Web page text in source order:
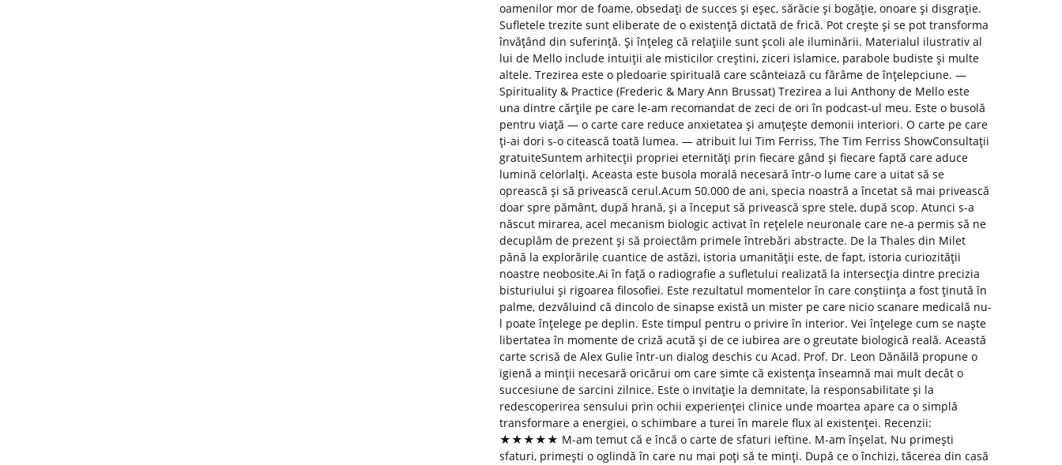
oamenilor mor de foame, obsedați de succes și eșec, sărăcie și bogăție, onoare și disgrație.
Sufletele trezite sunt eliberate de o existență dictată de frică. Pot crește și se pot transforma
învățând din suferință. Și înțeleg că relațiile sunt școli ale iluminării. Materialul ilustrativ al
lui de Mello include intuiții ale misticilor creștini, ziceri islamice, parabole budiste și multe
altele. Trezirea este o pledoarie spirituală care scânteiază cu fărâme de înțelepciune. —
Spirituality & Practice (Frederic & Mary Ann Brussat) Trezirea a lui Anthony de Mello este
una dintre cărțile pe care le-am recomandat de zeci de ori în podcast-ul meu. Este o busolă
pentru viață — o carte care reduce anxietatea și amuțește demonii interiori. O carte pe care
ți-ai dori s-o citească toată lumea. — atribuit lui Tim Ferriss, The Tim Ferriss ShowConsultații
gratuiteSuntem arhitecții propriei eternități prin fiecare gând și fiecare faptă care aduce
lumină celorlalți. Aceasta este busola morală necesară într-o lume care a uitat să se
oprească și să privească cerul.Acum 50.000 de ani, specia noastră a încetat să mai privească
doar spre pământ, după hrană, și a început să privească spre stele, după scop. Atunci s-a
născut mirarea, acel mecanism biologic activat în rețelele neuronale care ne-a permis să ne
decuplăm de prezent și să proiectăm primele întrebări abstracte. De la Thales din Milet
până la explorările cuantice de astăzi, istoria umanității este, de fapt, istoria curiozității
noastre neobosite.Ai în față o radiografie a sufletului realizată la intersecția dintre precizia
bisturiului și rigoarea filosofiei. Este rezultatul momentelor în care conștiința a fost ținută în
palme, dezvăluind că dincolo de sinapse există un mister pe care nicio scanare medicală nu-
l poate înțelege pe deplin. Este timpul pentru o privire în interior. Vei înțelege cum se naște
libertatea în momente de criză acută și de ce iubirea are o greutate biologică reală. Această
carte scrisă de Alex Gulie într-un dialog deschis cu Acad. Prof. Dr. Leon Dănăilă propune o
igienă a minții necesară oricărui om care simte că existența înseamnă mai mult decât o
succesiune de sarcini zilnice. Este o invitație la demnitate, la responsabilitate și la
redescoperirea sensului prin ochii experienței clinice unde moartea apare ca o simplă
transformare a energiei, o schimbare a turei în marele flux al existenței. Recenzii:
★★★★★ M-am temut că e încă o carte de sfaturi ieftine. M-am înșelat. Nu primești
sfaturi, primești o oglindă în care nu mai poți să te minți. După ce o închizi, tăcerea din casă